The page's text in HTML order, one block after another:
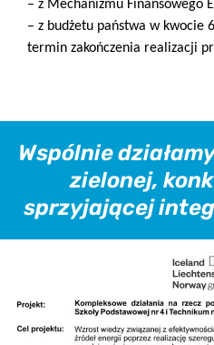
– z Mechanizmu Finansowego
– z budżetu państwa w kwocie
termin zakończenia realizacji
Wspólnie
zielonej,
sprzyjającej